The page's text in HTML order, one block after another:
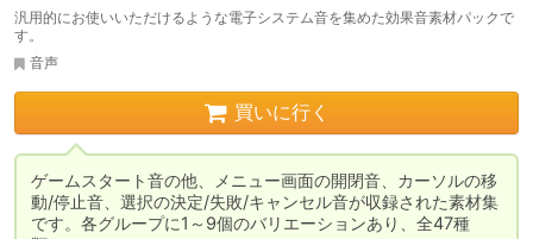
汎用的にお使いいただけるような電子システム音を集めた効果音素材パックで
す。
音声
買いに行く
ゲームスタート音の他、メニュー画面の開閉音、カーソルの移
動/停止音、選択の決定/失敗/キャンセル音が収録された素材集
です。各グループに1～9個のバリエーションあり、全47種